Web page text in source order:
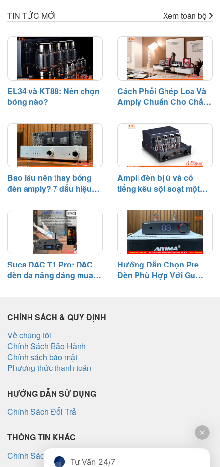
dàn âm thanh.
nào cần thay bóng đèn?". Trên
kiện có tuổi thọ nhất định và sẽ
dần suy giảm hiệu suất sau một
thời gian hoạt động.
TIN TỨC MỚI Xem toàn bộ
EL34 và KT88: Nên chọn
bóng nào?
Cách Phối Ghép Loa Và
Amply Chuẩn Cho Chất
Bao lâu nên thay bóng
đèn amply? 7 dấu hiệu
Ampli đèn bị ù và có
tiếng kêu sột soạt một
cách khắc phục
Suca DAC T1 Pro: DAC
đèn đa năng đáng mua
Hướng Dẫn Chọn Pre
Đèn Phù Hợp Với Gu
CHÍNH SÁCH & QUY ĐỊNH
Về chúng tôi
Chính Sách Bảo Hành
Chính sách bảo mật
Phương thức thanh toán
HƯỚNG DẪN SỬ DỤNG
Chính Sách Đổi Trả
THÔNG TIN KHÁC
Chính Sách Vận Chuyển
Tư Vấn 24/7